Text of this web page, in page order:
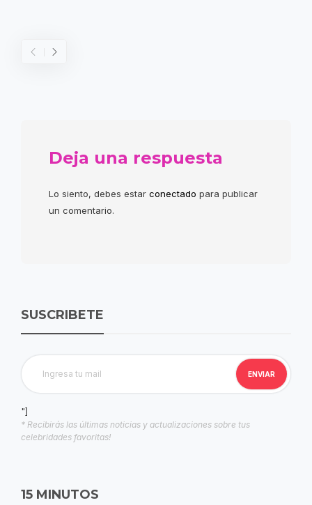
Deja una respuesta
Lo siento, debes estar conectado para publicar
un comentario.
SUSCRIBETE
"]
* Recibirás las últimas noticias y actualizaciones sobre tus
celebridades favoritas!
15 MINUTOS